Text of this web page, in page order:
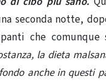
seconda notte,
che comunque
la dieta
anche in questi